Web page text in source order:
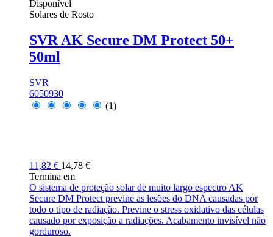
Disponível
Solares de Rosto
SVR AK Secure DM Protect 50+
50ml
SVR
6050930
(1)
11,82 € 14,78 €
Termina em
O sistema de proteção solar de muito largo espectro AK
Secure DM Protect previne as lesões do DNA causadas por
todo o tipo de radiação. Previne o stress oxidativo das células
causado por exposição a radiações. Acabamento invisível não
gorduroso.